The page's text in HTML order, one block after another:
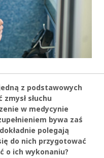
z podstawowych
słuchu
w medycynie
bywa zaś
polegają
do nich przygotować
o ich wykonaniu?